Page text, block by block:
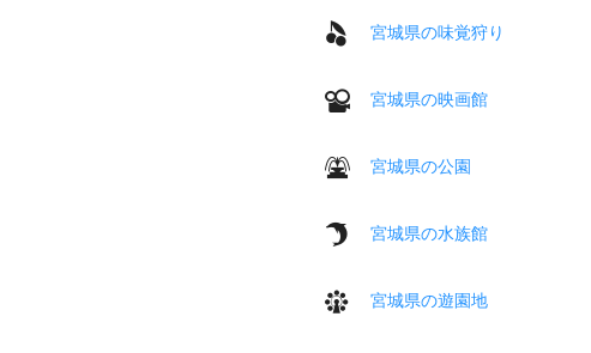
宮城県の味覚狩り
宮城県の映画館
宮城県の公園
宮城県の水族館
宮城県の遊園地